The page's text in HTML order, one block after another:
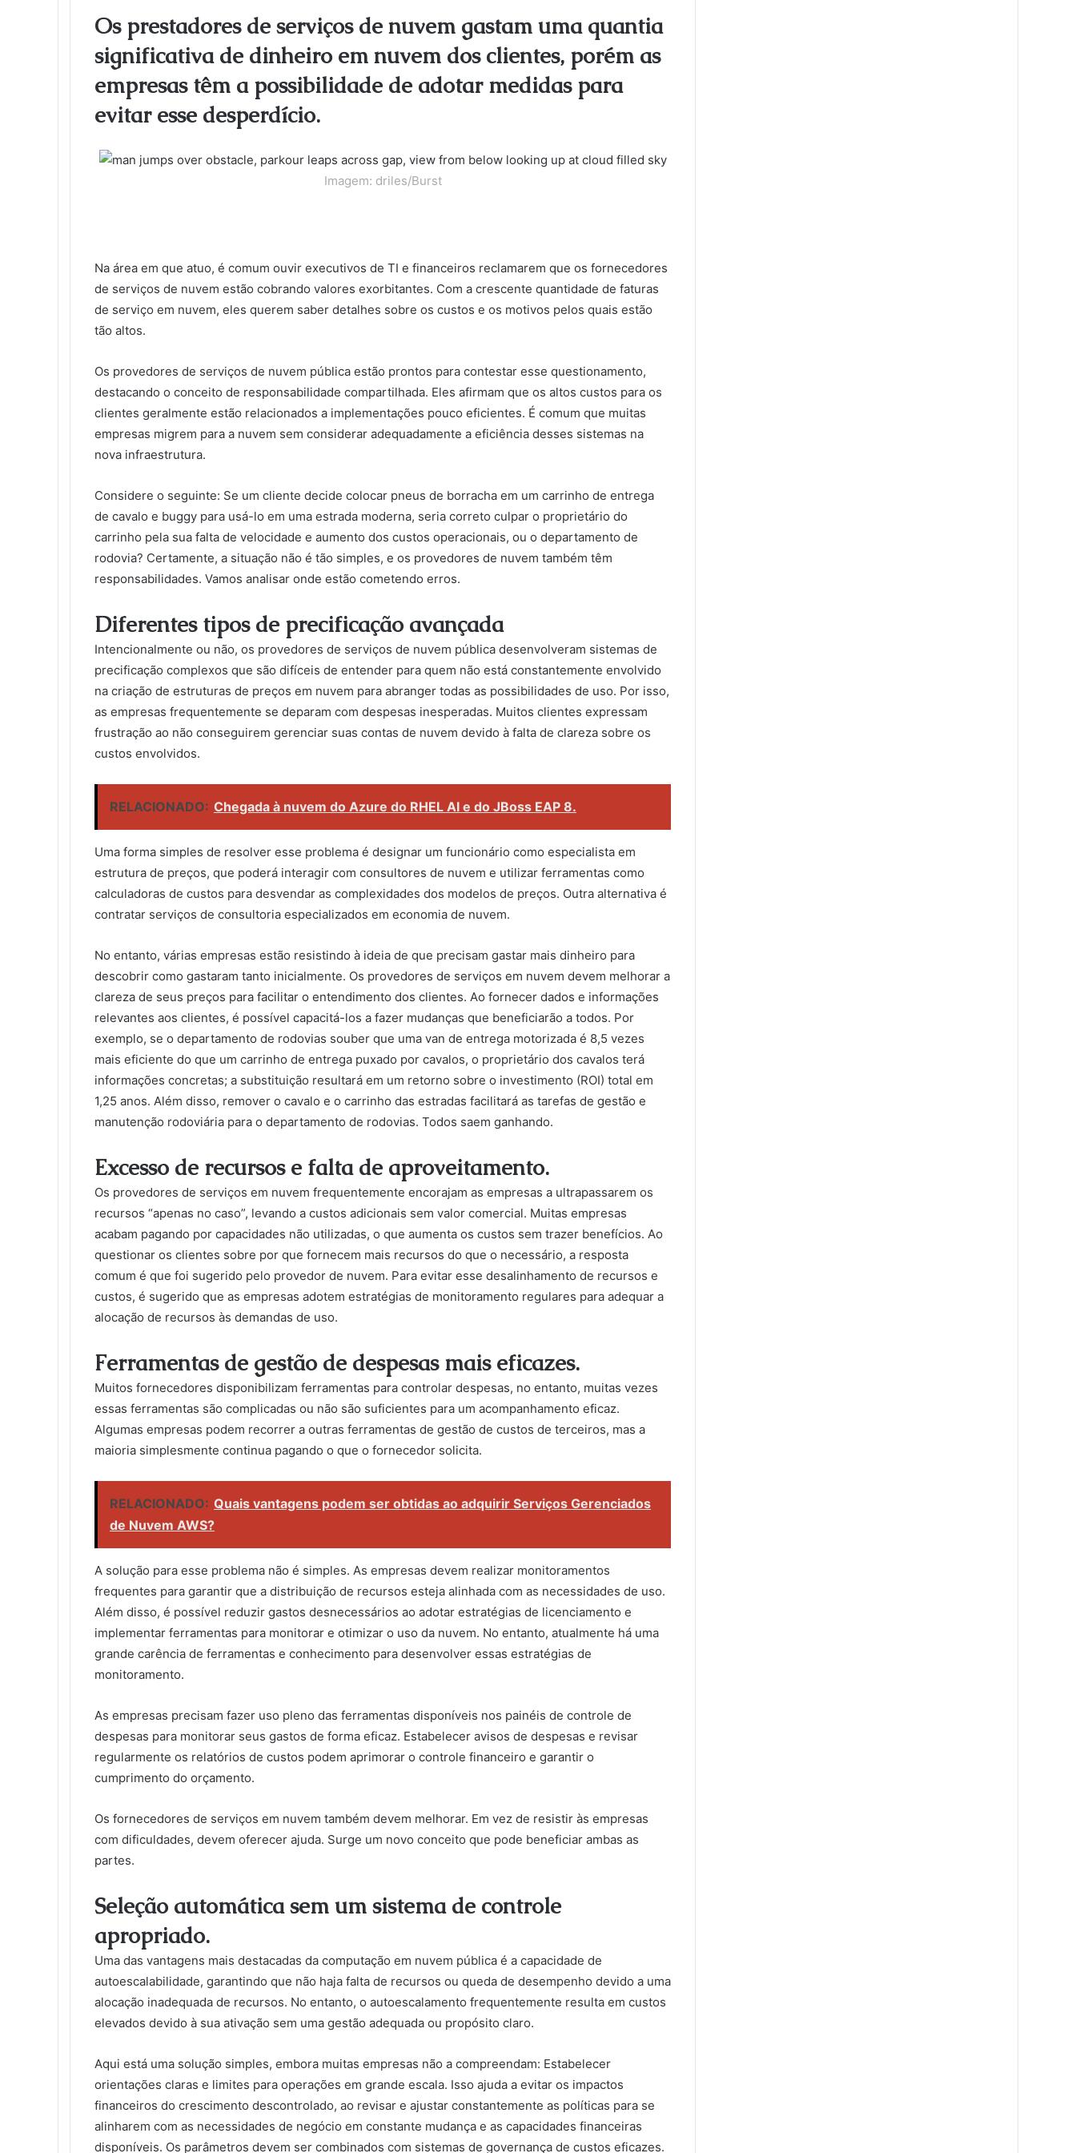
b
o
o
k
t
e
r
e
d
I
n
l
r
e
e
s
i
t
a
k
t
o
k
a
s
n
i
e
Os prestadores de serviços de nuvem gastam uma quantia
significativa de dinheiro em nuvem dos clientes, porém as
empresas têm a possibilidade de adotar medidas para
evitar esse desperdício.
Imagem: driles/Burst
Na área em que atuo, é comum ouvir executivos de TI e financeiros reclamarem que os fornecedores
de serviços de nuvem estão cobrando valores exorbitantes. Com a crescente quantidade de faturas
de serviço em nuvem, eles querem saber detalhes sobre os custos e os motivos pelos quais estão
tão altos.
Os provedores de serviços de nuvem pública estão prontos para contestar esse questionamento,
destacando o conceito de responsabilidade compartilhada. Eles afirmam que os altos custos para os
clientes geralmente estão relacionados a implementações pouco eficientes. É comum que muitas
empresas migrem para a nuvem sem considerar adequadamente a eficiência desses sistemas na
nova infraestrutura.
Considere o seguinte: Se um cliente decide colocar pneus de borracha em um carrinho de entrega
de cavalo e buggy para usá-lo em uma estrada moderna, seria correto culpar o proprietário do
carrinho pela sua falta de velocidade e aumento dos custos operacionais, ou o departamento de
rodovia? Certamente, a situação não é tão simples, e os provedores de nuvem também têm
responsabilidades. Vamos analisar onde estão cometendo erros.
Diferentes tipos de precificação avançada
Intencionalmente ou não, os provedores de serviços de nuvem pública desenvolveram sistemas de
precificação complexos que são difíceis de entender para quem não está constantemente envolvido
na criação de estruturas de preços em nuvem para abranger todas as possibilidades de uso. Por isso,
as empresas frequentemente se deparam com despesas inesperadas. Muitos clientes expressam
frustração ao não conseguirem gerenciar suas contas de nuvem devido à falta de clareza sobre os
custos envolvidos.
RELACIONADO: Chegada à nuvem do Azure do RHEL AI e do JBoss EAP 8.
Uma forma simples de resolver esse problema é designar um funcionário como especialista em
estrutura de preços, que poderá interagir com consultores de nuvem e utilizar ferramentas como
calculadoras de custos para desvendar as complexidades dos modelos de preços. Outra alternativa é
contratar serviços de consultoria especializados em economia de nuvem.
No entanto, várias empresas estão resistindo à ideia de que precisam gastar mais dinheiro para
descobrir como gastaram tanto inicialmente. Os provedores de serviços em nuvem devem melhorar a
clareza de seus preços para facilitar o entendimento dos clientes. Ao fornecer dados e informações
relevantes aos clientes, é possível capacitá-los a fazer mudanças que beneficiarão a todos. Por
exemplo, se o departamento de rodovias souber que uma van de entrega motorizada é 8,5 vezes
mais eficiente do que um carrinho de entrega puxado por cavalos, o proprietário dos cavalos terá
informações concretas; a substituição resultará em um retorno sobre o investimento (ROI) total em
1,25 anos. Além disso, remover o cavalo e o carrinho das estradas facilitará as tarefas de gestão e
manutenção rodoviária para o departamento de rodovias. Todos saem ganhando.
Excesso de recursos e falta de aproveitamento.
Os provedores de serviços em nuvem frequentemente encorajam as empresas a ultrapassarem os
recursos “apenas no caso”, levando a custos adicionais sem valor comercial. Muitas empresas
acabam pagando por capacidades não utilizadas, o que aumenta os custos sem trazer benefícios. Ao
questionar os clientes sobre por que fornecem mais recursos do que o necessário, a resposta
comum é que foi sugerido pelo provedor de nuvem. Para evitar esse desalinhamento de recursos e
custos, é sugerido que as empresas adotem estratégias de monitoramento regulares para adequar a
alocação de recursos às demandas de uso.
Ferramentas de gestão de despesas mais eficazes.
Muitos fornecedores disponibilizam ferramentas para controlar despesas, no entanto, muitas vezes
essas ferramentas são complicadas ou não são suficientes para um acompanhamento eficaz.
Algumas empresas podem recorrer a outras ferramentas de gestão de custos de terceiros, mas a
maioria simplesmente continua pagando o que o fornecedor solicita.
RELACIONADO: Quais vantagens podem ser obtidas ao adquirir Serviços Gerenciados
de Nuvem AWS?
A solução para esse problema não é simples. As empresas devem realizar monitoramentos
frequentes para garantir que a distribuição de recursos esteja alinhada com as necessidades de uso.
Além disso, é possível reduzir gastos desnecessários ao adotar estratégias de licenciamento e
implementar ferramentas para monitorar e otimizar o uso da nuvem. No entanto, atualmente há uma
grande carência de ferramentas e conhecimento para desenvolver essas estratégias de
monitoramento.
As empresas precisam fazer uso pleno das ferramentas disponíveis nos painéis de controle de
despesas para monitorar seus gastos de forma eficaz. Estabelecer avisos de despesas e revisar
regularmente os relatórios de custos podem aprimorar o controle financeiro e garantir o
cumprimento do orçamento.
Os fornecedores de serviços em nuvem também devem melhorar. Em vez de resistir às empresas
com dificuldades, devem oferecer ajuda. Surge um novo conceito que pode beneficiar ambas as
partes.
Seleção automática sem um sistema de controle
apropriado.
Uma das vantagens mais destacadas da computação em nuvem pública é a capacidade de
autoescalabilidade, garantindo que não haja falta de recursos ou queda de desempenho devido a uma
alocação inadequada de recursos. No entanto, o autoescalamento frequentemente resulta em custos
elevados devido à sua ativação sem uma gestão adequada ou propósito claro.
Aqui está uma solução simples, embora muitas empresas não a compreendam: Estabelecer
orientações claras e limites para operações em grande escala. Isso ajuda a evitar os impactos
financeiros do crescimento descontrolado, ao revisar e ajustar constantemente as políticas para se
alinharem com as necessidades de negócio em constante mudança e as capacidades financeiras
disponíveis. Os parâmetros devem ser combinados com sistemas de governança de custos eficazes.